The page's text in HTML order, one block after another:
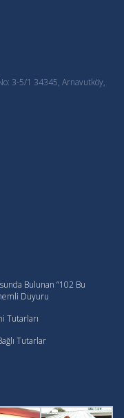
3-5/1 34345, Arnavutköy,
Bulunan “102 Bu
Duyuru
Tutarları
Tutarlar